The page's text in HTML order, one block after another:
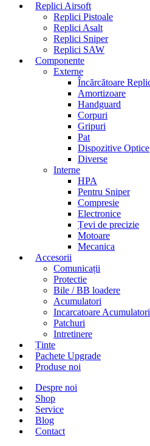
Replici Airsoft
Replici Pistoale
Replici Asalt
Replici Sniper
Replici SAW
Componente
Externe
Încărcătoare
Amortizoare
Handguard
Corpuri
Gripuri
Pat
Dispozitive Optice
Diverse
Interne
HPA
Pentru Sniper
Compresie
Electronice
Țevi de precizie
Motoare
Mecanica
Accesorii
Comunicații
Protectie
Bile / BB loadere
Acumulatori
Incarcatoare Acumulatori
Patchuri
Intretinere
Ținte
Pachete Upgrade
Produse noi
Despre noi
Shop
Service
Blog
Contact